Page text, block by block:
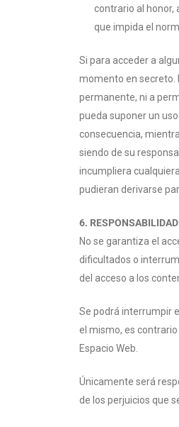
contrario al honor,
que impida el
Si para acceder a
momento en secreto.
permanente, ni a
pueda suponer un
consecuencia,
siendo de su
incumpliera
pudieran derivarse
6.
No se garantiza el
dificultados o
del acceso a los
Se podrá interrumpir
el mismo, es
Espacio Web.
Únicamente será
de los perjuicios que